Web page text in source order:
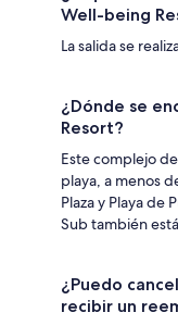
Well-being
La salida se
¿Dónde se
Resort?
Este complejo
playa, a menos
Plaza y Playa de
Sub también
¿Puedo
recibir un